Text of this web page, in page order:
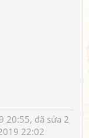
20:55, đã sửa 2
22:02